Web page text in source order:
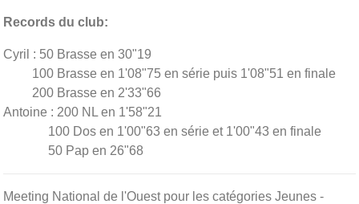
Records du club:
Cyril : 50 Brasse en 30"19
100 Brasse en 1'08"75 en série puis 1'08"51 en finale
200 Brasse en 2'33"66
Antoine : 200 NL en 1'58"21
100 Dos en 1'00"63 en série et 1'00"43 en finale
50 Pap en 26"68
Meeting National de l'Ouest pour les catégories Jeunes -